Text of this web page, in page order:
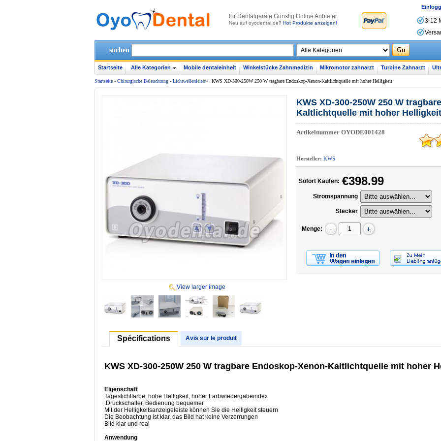
lhr Dentalgeräte Günstig Online Anbieter
Neu auf oyodental.de? Hot Produkte anzeigen! 3-12
suchen
Startseite Alle Kategorien Mobile dentaleinheit Winkelstücke Zahnmedizin Mikromotor zahnarzt Turbine Zahnarzt
Startseite - Chirurgische Beleuchtung - Lichtwellenleiter> KWS XD-300-250W 250 W tragbare Endoskop-Xenon-Kaltlichtquelle mit hoher Helligkeit
View larger image
KWS XD-300-250W 250 W
Kaltlichtquelle mit hoher Helligkeit
Artikelnummer OYODE001428
Hersteller: KWS
Sofort Kaufen: €398.99
Stromspannung
Stecker
Menge:
Spécifications Avis sur le produit
KWS XD-300-250W 250 W tragbare Endoskop-Xenon-Kaltlichtquelle mit hoher
Eigenschaft
Tageslichtfarbe, hohe Helligkeit, hoher Farbwiedergabeindex
.Druckschalter, Bedienung bequemer
Mit der Helligkeitsanzeigeleiste können Sie die Helligkeit steuern
Die Beobachtung ist klar, das Bild hat keine Verzerrungen
Bild klar und real
Anwendung